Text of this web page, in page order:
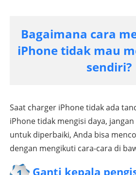
Bagaimana cara
iPhone tidak mau
sendiri?
Saat charger iPhone tidak ada
iPhone tidak mengisi daya,
untuk diperbaiki, Anda bisa
dengan mengikuti cara-cara di
Ganti kepala